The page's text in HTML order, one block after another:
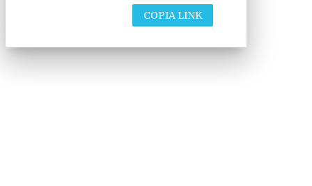
COPIA LINK